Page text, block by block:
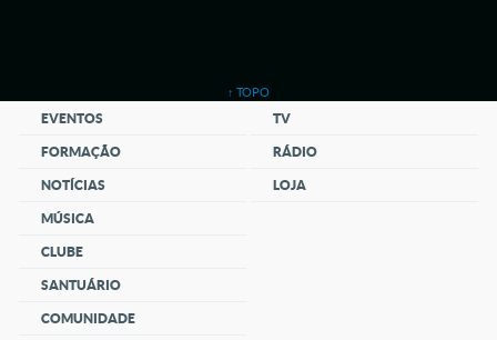
↑ TOPO
EVENTOS
FORMAÇÃO
NOTÍCIAS
MÚSICA
CLUBE
SANTUÁRIO
COMUNIDADE
TV
RÁDIO
LOJA